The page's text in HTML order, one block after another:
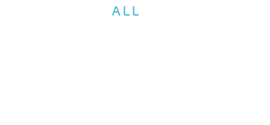
ALL